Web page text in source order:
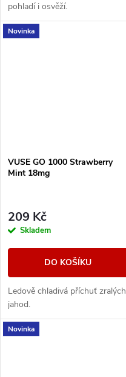
pohladí i osvěží.
Novinka
VUSE GO 1000 Strawberry
Mint 18mg
209 Kč
Skladem
DO KOŠÍKU
Ledově chladivá příchuť zralých
jahod.
Novinka